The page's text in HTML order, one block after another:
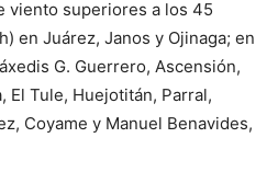
viento superiores a los 45
en Juárez, Janos y Ojinaga; en
G. Guerrero, Ascensión,
El Tule, Huejotitán, Parral,
Coyame y Manuel Benavides,